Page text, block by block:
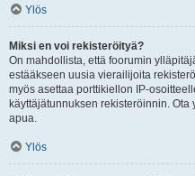
Ylös
Miksi en voi rekisteröityä?
On mahdollista, että foorumin
estääkseen uusia vierailijoita
myös asettaa porttikiellon IP-
käyttäjätunnuksen rekisteröinnin.
apua.
Ylös